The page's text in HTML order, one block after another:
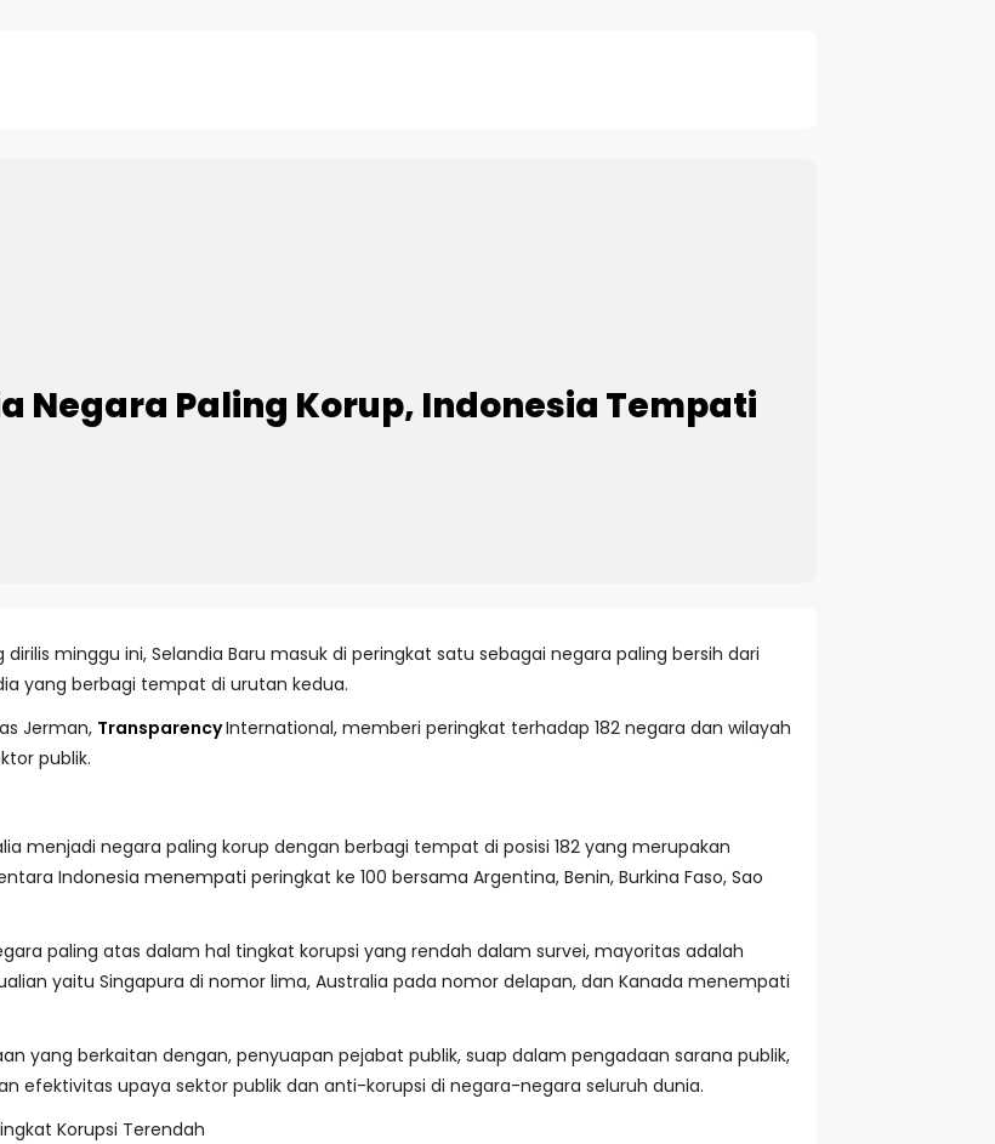
Negara Paling Korup, Indonesia Tempati
minggu ini, Selandia Baru masuk di peringkat satu sebagai negara paling bersih dari
yang berbagi tempat di urutan kedua.
Jerman, TransparencyInternational, memberi peringkat terhadap 182 negara dan wilayah
publik.
menjadi negara paling korup dengan berbagi tempat di posisi 182 yang merupakan
Indonesia menempati peringkat ke 100 bersama Argentina, Benin, Burkina Faso, Sao
paling atas dalam hal tingkat korupsi yang rendah dalam survei, mayoritas adalah
yaitu Singapura di nomor lima, Australia pada nomor delapan, dan Kanada menempati
yang berkaitan dengan, penyuapan pejabat publik, suap dalam pengadaan sarana publik,
efektivitas upaya sektor publik dan anti-korupsi di negara-negara seluruh dunia.
Korupsi Terendah